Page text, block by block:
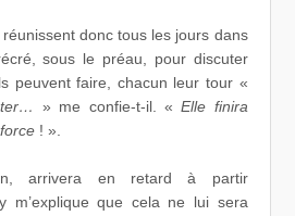
donc tous les jours dans
sous le préau, pour discuter
peuvent faire, chacun leur tour «
» me confie-t-il. «Elle finira
! ».
arrivera en retard à partir
m’explique que cela ne lui sera